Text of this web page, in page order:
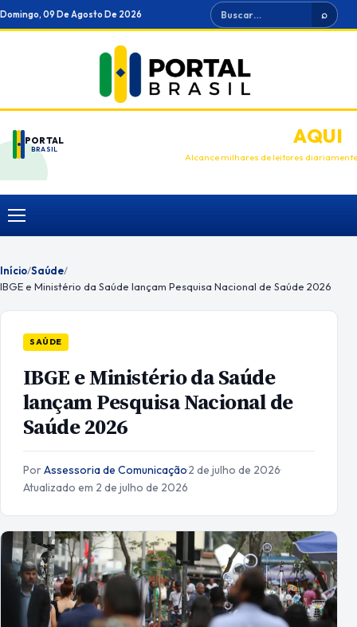
Ir
para
Domingo, 09 De Agosto De 2026 Buscar ⌕
PORTAL
BRASIL
ANUNCIEAQUI
Alcance milhares de leitores diariamente
Menu
Início/Saúde/
IBGE e Ministério da Saúde lançam Pesquisa Nacional de Saúde 2026
SAÚDE
IBGE e Ministério da Saúde
lançam Pesquisa Nacional de
Saúde 2026
PorAssessoria de Comunicação·2 de julho de 2026·
Atualizado em 2 de julho de 2026